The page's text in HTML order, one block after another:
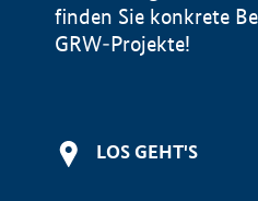
finden Sie konkrete
GRW-Projekte!
LOS GEHT'S